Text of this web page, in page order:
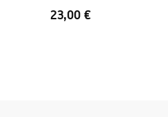
23,00 €